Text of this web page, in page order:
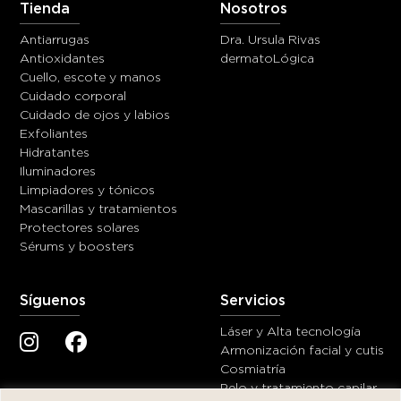
Tienda
Antiarrugas
Antioxidantes
Cuello, escote y manos
Cuidado corporal
Cuidado de ojos y labios
Exfoliantes
Hidratantes
Iluminadores
Limpiadores y tónicos
Mascarillas y tratamientos
Protectores solares
Sérums y boosters
Nosotros
Dra. Ursula Rivas
dermatoLógica
Síguenos Servicios
Láser y Alta tecnología
Armonización facial y cutis
Cosmiatría
Pelo y tratamiento capilar